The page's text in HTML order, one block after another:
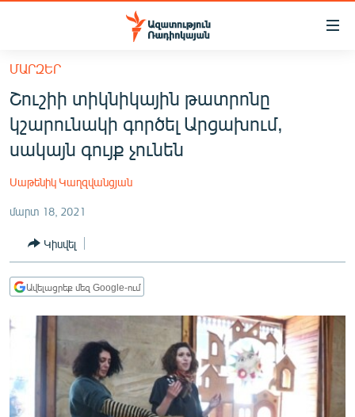
Մատչելիության
հիմնական
բովանդակությանը
Անցնել
հիմնական
մենյուին
ՀԱՅԱՍՏԱՆ
ՔԱՂԱՔԱԿԱՆ
ՏՆՏԵՍՈՒԹՅՈՒՆ
ՂԱՐԱԲԱՂ
ՏԱՐԱԾԱՇՐՋԱՆ
ՄԻՋԱԶԳԱՅԻՆ
ՄՇԱԿՈՒՅԹ
ՄԱՐԶԵՐ
Շուշիի տիկնիկային թատրոնը
կշարունակի գործել Արցախում,
սակայն գույք չունեն
Սաթենիկ Կաղզվանցյան
մարտ 18, 2021
Կիսվել
Ավելացրեք մեզ Google-ում